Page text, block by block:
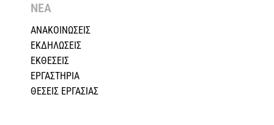
ΝΕΑ
ΑΝΑΚΟΙΝΩΣΕΙΣ
ΕΚΔΗΛΩΣΕΙΣ
ΕΚΘΕΣΕΙΣ
ΕΡΓΑΣΤΗΡΙΑ
ΘΕΣΕΙΣ ΕΡΓΑΣΙΑΣ